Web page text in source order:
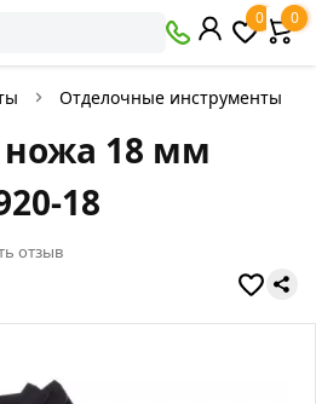
0 0
Отделочные инструменты
18 мм
18
отзыв